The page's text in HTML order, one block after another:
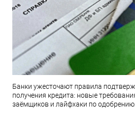
Банки ужесточают правила
получения кредита: новые
заёмщиков и лайфхаки по одобрению.